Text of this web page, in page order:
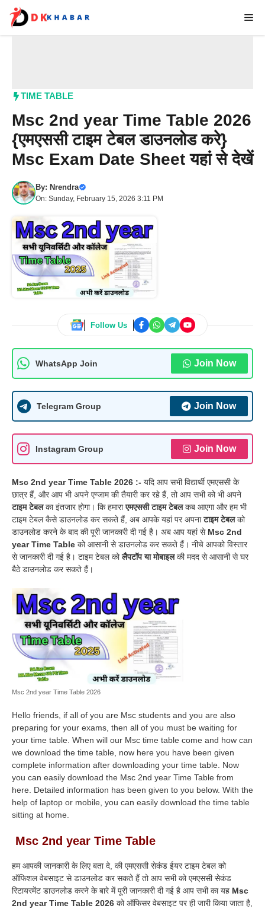
content
TIME TABLE
Msc 2nd year Time Table 2026
{एमएससी टाइम टेबल डाउनलोड करे}
Msc Exam Date Sheet यहां से देखें​
By: Nrendra
On: Sunday, February 15, 2026 3:11 PM
Follow Us
WhatsApp Join Join Now
Telegram Group Join Now
Instagram Group Join Now
Msc 2nd year Time Table 2026 :- यदि आप सभी विद्यार्थी एमएससी के
छात्रहैं, और आप भी अपने एग्जाम की तैयारी कर रहे हैं, तो आप सभी को भी अपने
टाइम टेबलका इंतजार होगा। कि हमाराएमएससी टाइम टेबलकब आएगाऔर हम भी
टाइम टेबल कैसे डाउनलोड कर सकते हैं, अब आपके यहां पर अपनाटाइम टेबलको
डाउनलोड करने के बाद की पूरी जानकारी दी गई है। अब आप यहां सेMsc 2nd
year Time Table को आसानी से डाउनलोड कर सकते हैं। नीचे आपको विस्तार
से जानकारी दी गई है। टाइम टेबल कोलैपटॉप या मोबाइलकी मदद से आसानी से घर
बैठे डाउनलोड कर सकते हैं।
Msc 2nd year Time Table 2026
Hello friends, if all of you are Msc students and you are also
preparing for your exams, then all of you must be waiting for
your time table. When will our Msc time table come and how can
we download the time table, now here you have been given
complete information after downloading your time table. Now
you can easily download the Msc 2nd year Time Table from
here. Detailed information has been given to you below. With the
help of laptop or mobile, you can easily download the time table
sitting at home.
Msc 2nd year Time Table
हम आपकी जानकारी के लिए बता दे, की एमएससी सेकंड ईयर टाइम टेबल को
ऑफिशल वेबसाइट से डाउनलोड कर सकते हैं तो आप सभी को एमएससी सेकंड
रिटायरमेंट डाउनलोड करने के बारे में पूरी जानकारी दी गई है आप सभी का यह Msc
2nd year Time Table 2026 को ऑफिसर वेबसाइट पर ही जारी किया जाता है,